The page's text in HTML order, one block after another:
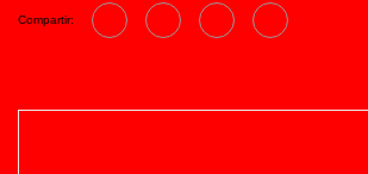
Compartir: